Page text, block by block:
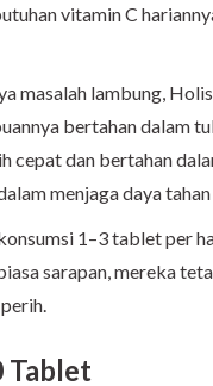
vitamin C
masalah lambung,
bertahan dalam
cepat dan bertahan
menjaga daya
1–3 tablet per
sarapan, mereka
Tablet